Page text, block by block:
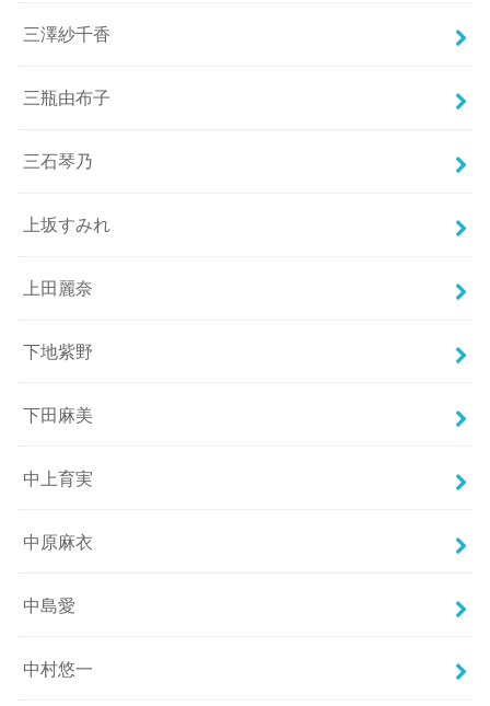
三澤紗千香
三瓶由布子
三石琴乃
上坂すみれ
上田麗奈
下地紫野
下田麻美
中上育実
中原麻衣
中島愛
中村悠一